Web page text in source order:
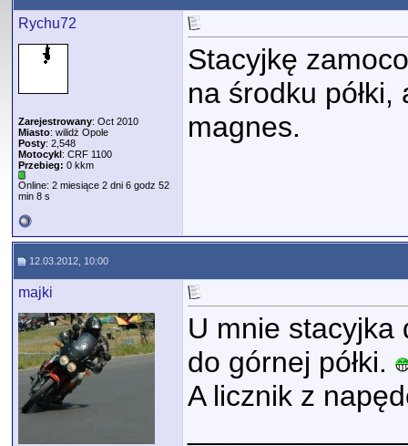
Rychu72
Zarejestrowany: Oct 2010
Miasto: wilidż Opole
Posty: 2,548
Motocykl: CRF 1100
Przebieg: 0 kkm
Online: 2 miesiące 2 dni 6 godz 52
min 8 s
Stacyjkę
na środku
magnes.
12.03.2012, 10:00
majki
U mnie stacyjka
do górnej półki.
A licznik z